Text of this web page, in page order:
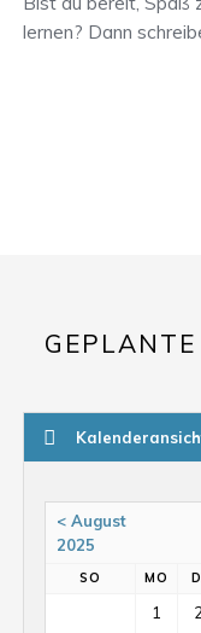
lernen? Dann
< August
2025
SO MO DI
1 2